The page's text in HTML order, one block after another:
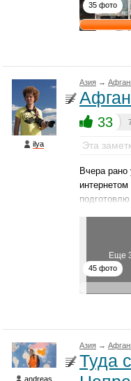
35 фото
ilya
Азия →
33
Эта
Вчера
Еще
45 фото
andreas
Азия →
Туда